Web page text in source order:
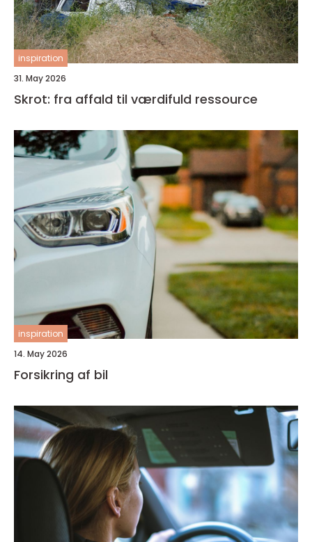
inspiration
31. May 2026
Skrot: fra affald til værdifuld ressource
inspiration
14. May 2026
Forsikring af bil